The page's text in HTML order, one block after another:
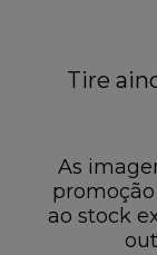
Tire
As
ao stock